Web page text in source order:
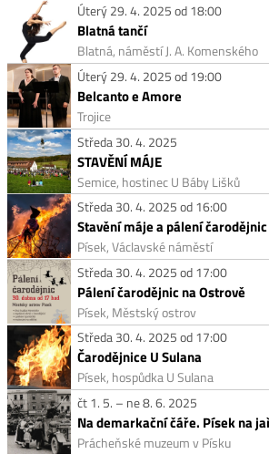
Úterý 29. 4. 2025 od 18:00
Blatná tančí
Blatná, náměstí J. A. Komenského
Úterý 29. 4. 2025 od 19:00
Belcanto e Amore
Trojice
Středa 30. 4. 2025
STAVĚNÍ MÁJE
Semice, hostinec U Báby Lišků
Středa 30. 4. 2025 od 16:00
Stavění máje a pálení čarodějnic
Písek, Václavské náměstí
Středa 30. 4. 2025 od 17:00
Pálení čarodějnic na Ostrově
Písek, Městský ostrov
Středa 30. 4. 2025 od 17:00
Čarodějnice U Sulana
Písek, hospůdka U Sulana
čt 1. 5. – ne 8. 6. 2025
Na demarkační čáře. Písek na
Prácheňské muzeum v Písku